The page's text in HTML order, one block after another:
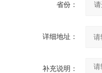
省份：
详细地址：
补充说明：